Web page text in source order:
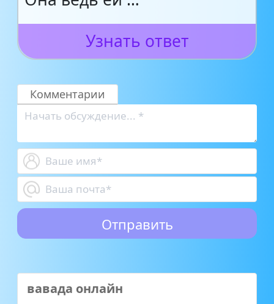
Узнать ответ
Комментарии
вавада онлайн